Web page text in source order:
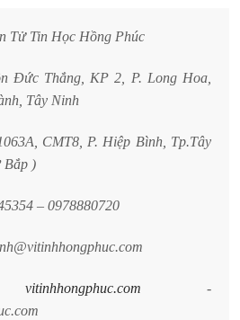
Tử Tin Học Hồng Phúc
Đức Thắng, KP 2, P. Long Hoa,
Tây Ninh
CMT8, P. Hiệp Bình, Tp.Tây
Bắp )
– 0978880720
vitinhhongphuc.com -